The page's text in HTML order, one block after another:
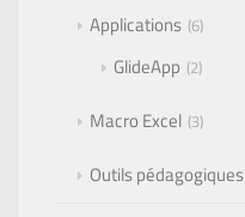
Applications 6
GlideApp 2
Macro Excel 3
Outils pédagogiques